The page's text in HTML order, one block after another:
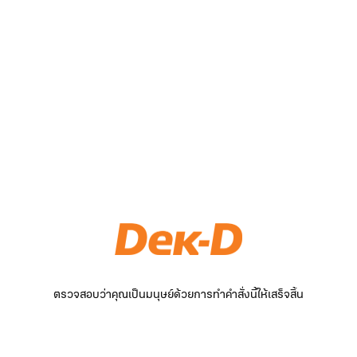
ตรวจสอบว่าคุณเป็นมนุษย์ด้วยการทำคำสั่งนี้ให้เสร็จสิ้น